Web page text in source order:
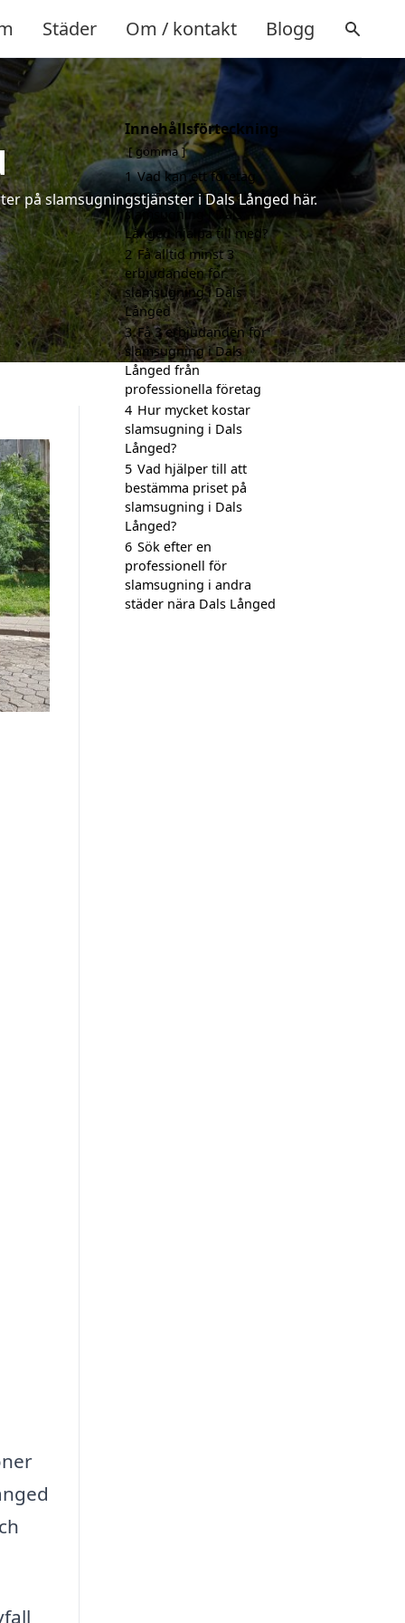
Städer Om / kontakt Blogg
på slamsugningstjänster i Dals Långed här.
Innehållsförteckning
gömma
1 Vad kan ett företag
som är specialiserat på
slamsugning i Dals
Långed hjälpa till med?
2 Få alltid minst 3
erbjudanden för
slamsugning i Dals
Långed
3 Få 3 erbjudanden för
slamsugning i Dals
Långed från
professionella företag
4 Hur mycket kostar
slamsugning i Dals
Långed?
5 Vad hjälper till att
bestämma priset på
slamsugning i Dals
Långed?
6 Sök efter en
professionell för
slamsugning i andra
städer nära Dals Långed